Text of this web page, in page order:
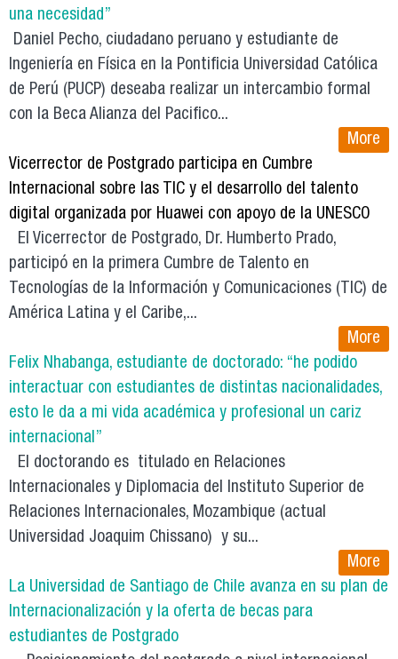
una necesidad”
Daniel Pecho, ciudadano peruano y estudiante de
Ingeniería en Física en la Pontificia Universidad Católica
de Perú (PUCP) deseaba realizar un intercambio formal
con la Beca Alianza del Pacifico...
More
Vicerrector de Postgrado participa en Cumbre
Internacional sobre las TIC y el desarrollo del talento
digital organizada por Huawei con apoyo de la UNESCO
El Vicerrector de Postgrado, Dr. Humberto Prado,
participó en la primera Cumbre de Talento en
Tecnologías de la Información y Comunicaciones (TIC) de
América Latina y el Caribe,...
More
Felix Nhabanga, estudiante de doctorado: “he podido
interactuar con estudiantes de distintas nacionalidades,
esto le da a mi vida académica y profesional un cariz
internacional”
El doctorando es titulado en Relaciones
Internacionales y Diplomacia del Instituto Superior de
Relaciones Internacionales, Mozambique (actual
Universidad Joaquim Chissano) y su...
More
La Universidad de Santiago de Chile avanza en su plan de
Internacionalización y la oferta de becas para
estudiantes de Postgrado